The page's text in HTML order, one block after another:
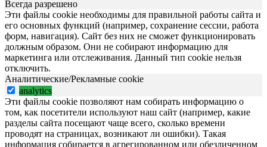
Всегда разрешено
Эти файлы cookie необходимы для правильной работы сайта и
его основных функций (например, сохранение сессии, работа
форм, навигация). Сайт без них не сможет функционировать
должным образом. Они не собирают информацию для
маркетинга или отслеживания. Данный тип cookie нельзя
отключить.
Аналитические/Рекламные cookie
analytics
Эти файлы cookie позволяют нам собирать информацию о
том, как посетители используют наш сайт (например, какие
разделы сайта посещают чаще всего, сколько времени
проводят на страницах, возникают ли ошибки). Такая
информация собирается в агрегированном или обезличенном